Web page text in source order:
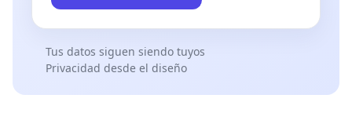
Tus datos siguen siendo tuyos
Privacidad desde el diseño